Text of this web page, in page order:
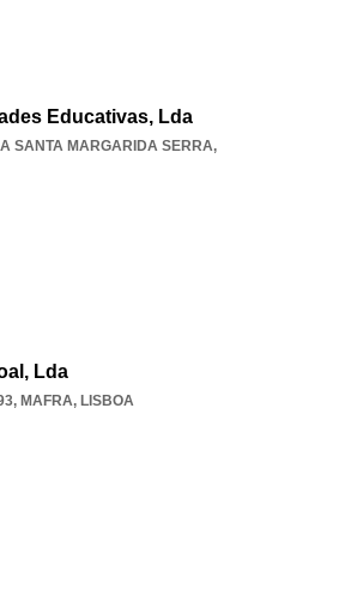
Educativas, Lda
SANTA MARGARIDA SERRA,
Lda
, MAFRA, LISBOA